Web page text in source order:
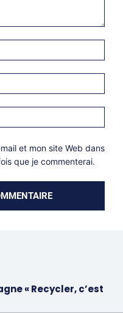
:*
et mon site Web dans
que je commenterai.
« Recycler, c’est